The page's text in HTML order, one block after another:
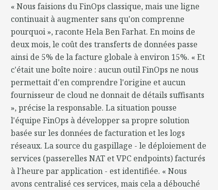
« Nous faisions du FinOps classique, mais une ligne
continuait à augmenter sans qu'on comprenne
pourquoi », raconte Hela Ben Farhat. En moins de
deux mois, le coût des transferts de données passe
ainsi de 5% de la facture globale à environ 15%. « Et
c'était une boîte noire : aucun outil FinOps ne nous
permettait d'en comprendre l'origine et aucun
fournisseur de cloud ne donnait de détails suffisants
», précise la responsable. La situation pousse
l'équipe FinOps à développer sa propre solution
basée sur les données de facturation et les logs
réseaux. La source du gaspillage - le déploiement de
services (passerelles NAT et VPC endpoints) facturés
à l'heure par application - est identifiée. « Nous
avons centralisé ces services, mais cela a débouché